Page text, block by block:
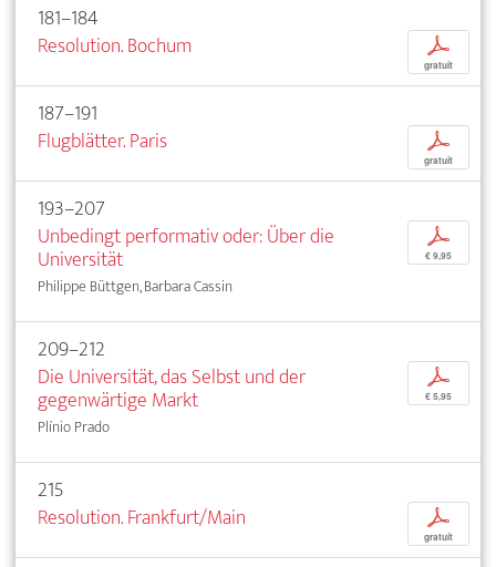
181–184
Resolution. Bochum
p
gratuit
187–191
Flugblätter. Paris
p
gratuit
193–207
Unbedingt performativ oder: Über die
Universität
Philippe Büttgen, Barbara Cassin
p
€ 9,95
209–212
Die Universität, das Selbst und der
gegenwärtige Markt
Plínio Prado
p
€ 5,95
215
Resolution. Frankfurt/Main
p
gratuit